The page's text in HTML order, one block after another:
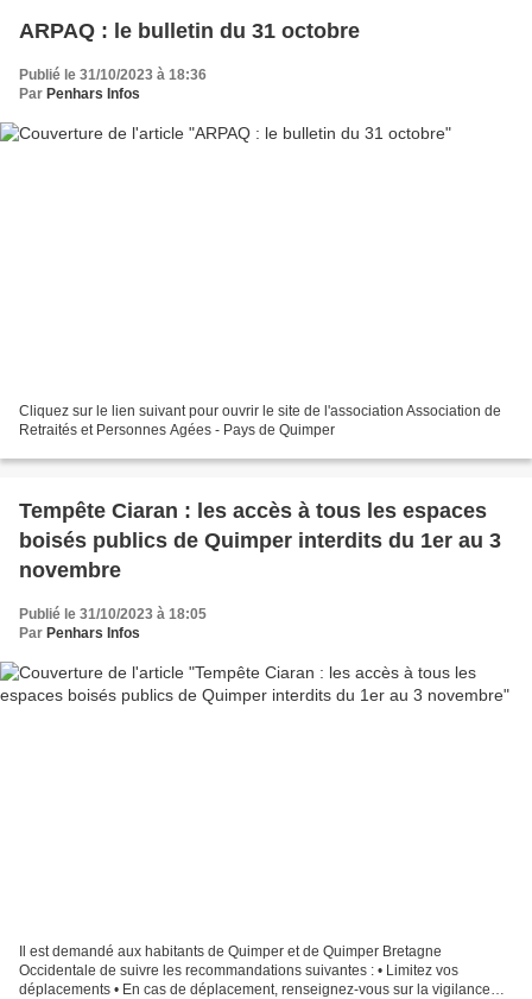
ARPAQ : le bulletin du 31 octobre
Publié le 31/10/2023 à 18:36
Par Penhars Infos
Cliquez sur le lien suivant pour ouvrir le site de l'association Association de
Retraités et Personnes Agées - Pays de Quimper
Tempête Ciaran : les accès à tous les espaces
boisés publics de Quimper interdits du 1er au 3
novembre
Publié le 31/10/2023 à 18:05
Par Penhars Infos
Il est demandé aux habitants de Quimper et de Quimper Bretagne
Occidentale de suivre les recommandations suivantes : • Limitez vos
déplacements • En cas de déplacement, renseignez-vous sur la vigilance